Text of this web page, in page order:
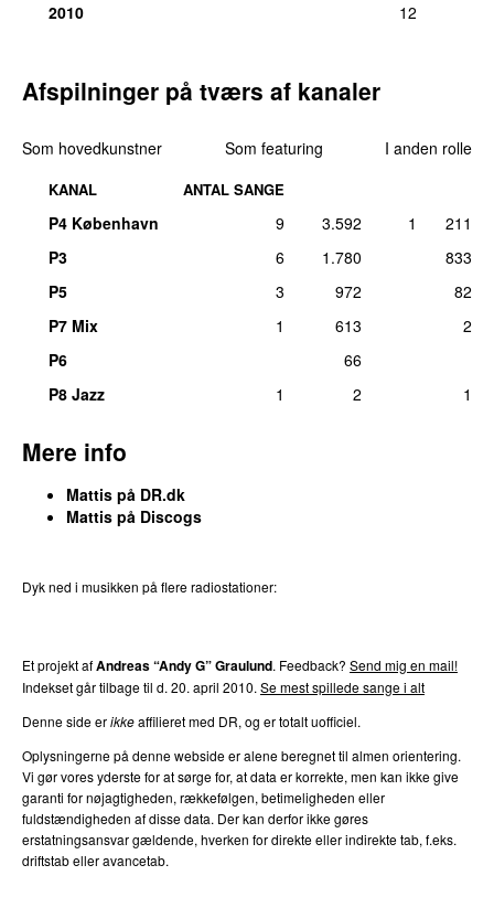
2010
12
Afspilninger på tværs af kanaler
Som hovedkunstner Som featuring I anden rolle
KANAL ANTAL SANGE
P4 København 9 3.592 1
211
P3
6 1.780
833
P5
3 972
82
P7 Mix
1 613
2
P6
66
P8 Jazz
1 2 1
Mere info
Mattis på DR.dk
Mattis på Discogs
Dyk ned i musikken på flere radiostationer:
Et projekt afAndreas “Andy G” Graulund. Feedback? Send mig en mail!
Indekset går tilbage til d. 20. april 2010. Se mest spillede sange i alt
Denne side erikkeaffilieret med DR, og er totalt uofficiel.
Oplysningerne på denne webside er alene beregnet til almen orientering.
Vi gør vores yderste for at sørge for, at data er korrekte, men kan ikke give
garanti for nøjagtigheden, rækkefølgen, betimeligheden eller
fuldstændigheden af disse data. Der kan derfor ikke gøres
erstatningsansvar gældende, hverken for direkte eller indirekte tab, f.eks.
driftstab eller avancetab.